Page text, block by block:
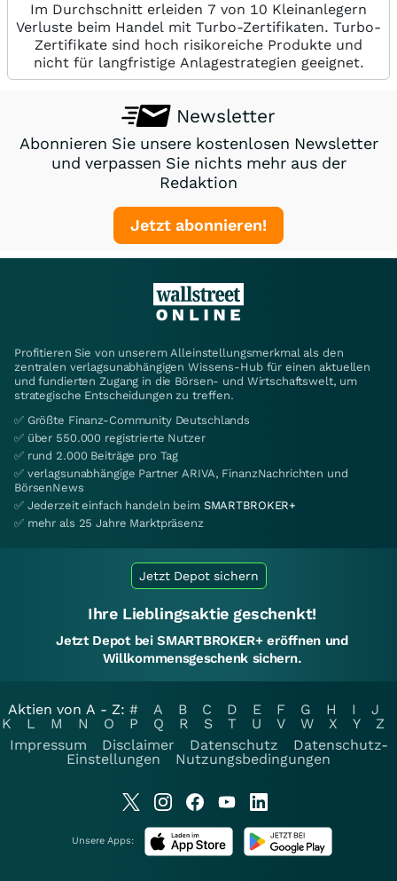
Im Durchschnitt erleiden 7 von 10 Kleinanlegern
Verluste beim Handel mit Turbo-Zertifikaten. Turbo-
Zertifikate sind hoch risikoreiche Produkte und
nicht für langfristige Anlagestrategien geeignet.
Newsletter
Abonnieren Sie unsere kostenlosen Newsletter
und verpassen Sie nichts mehr aus der
Redaktion
Jetzt abonnieren!
Profitieren Sie von unserem Alleinstellungsmerkmal als den
zentralen verlagsunabhängigen Wissens-Hub für einen aktuellen
und fundierten Zugang in die Börsen- und Wirtschaftswelt, um
strategische Entscheidungen zu treffen.
✅ Größte Finanz-Community Deutschlands
✅ über 550.000 registrierte Nutzer
✅ rund 2.000 Beiträge pro Tag
✅ verlagsunabhängige Partner ARIVA, FinanzNachrichten und
BörsenNews
✅ Jederzeit einfach handeln beim SMARTBROKER+
✅ mehr als 25 Jahre Marktpräsenz
Jetzt Depot sichern
Ihre Lieblingsaktie geschenkt!
Jetzt Depot bei SMARTBROKER+ eröffnen und
Willkommensgeschenk sichern.
Aktien von A - Z: # A B C D E F G H I
J
K
L M N O P Q R S T U V W X Y
Z
Impressum
Disclaimer Datenschutz
Datenschutz-
Einstellungen
Nutzungsbedingungen
Unsere Apps: